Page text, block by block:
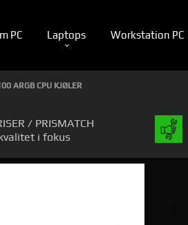
PC Laptops Workstation PC
ARGB CPU KJØLER
/ PRISMATCH
i fokus